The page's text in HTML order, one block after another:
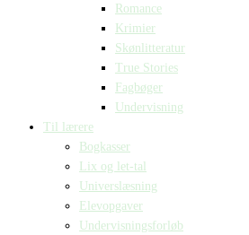
Romance
Krimier
Skønlitteratur
True Stories
Fagbøger
Undervisning
Til lærere
Bogkasser
Lix og let-tal
Universlæsning
Elevopgaver
Undervisningsforløb